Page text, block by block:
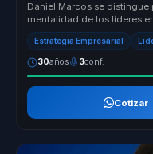
Daniel Marcos se
mentalidad de los líderes
una visión...
Estrategia Empresarial
30años 3conf.
Cotizar